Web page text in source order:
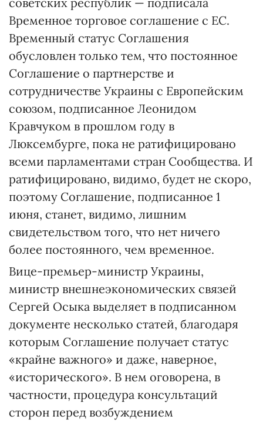
Временное торговое соглашение с ЕС.
Временный статус Соглашения
обусловлен только тем, что постоянное
Соглашение о партнерстве и
сотрудничестве Украины с Европейским
союзом, подписанное Леонидом
Кравчуком в прошлом году в
Люксембурге, пока не ратифицировано
всеми парламентами стран Сообщества. И
ратифицировано, видимо, будет не скоро,
поэтому Соглашение, подписанное 1
июня, станет, видимо, лишним
свидетельством того, что нет ничего
более постоянного, чем временное.
Вице-премьер-министр Украины,
министр внешнеэкономических связей
Сергей Осыка выделяет в подписанном
документе несколько статей, благодаря
которым Соглашение получает статус
«крайне важного» и даже, наверное,
«исторического». В нем оговорена, в
частности, процедура консультаций
сторон перед возбуждением